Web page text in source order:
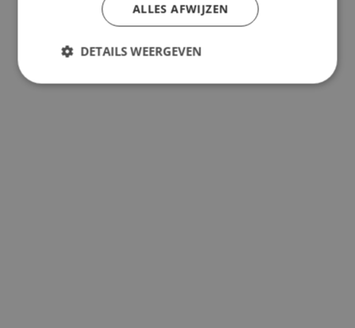
ALLES AFWIJZEN
DETAILS WEERGEVEN